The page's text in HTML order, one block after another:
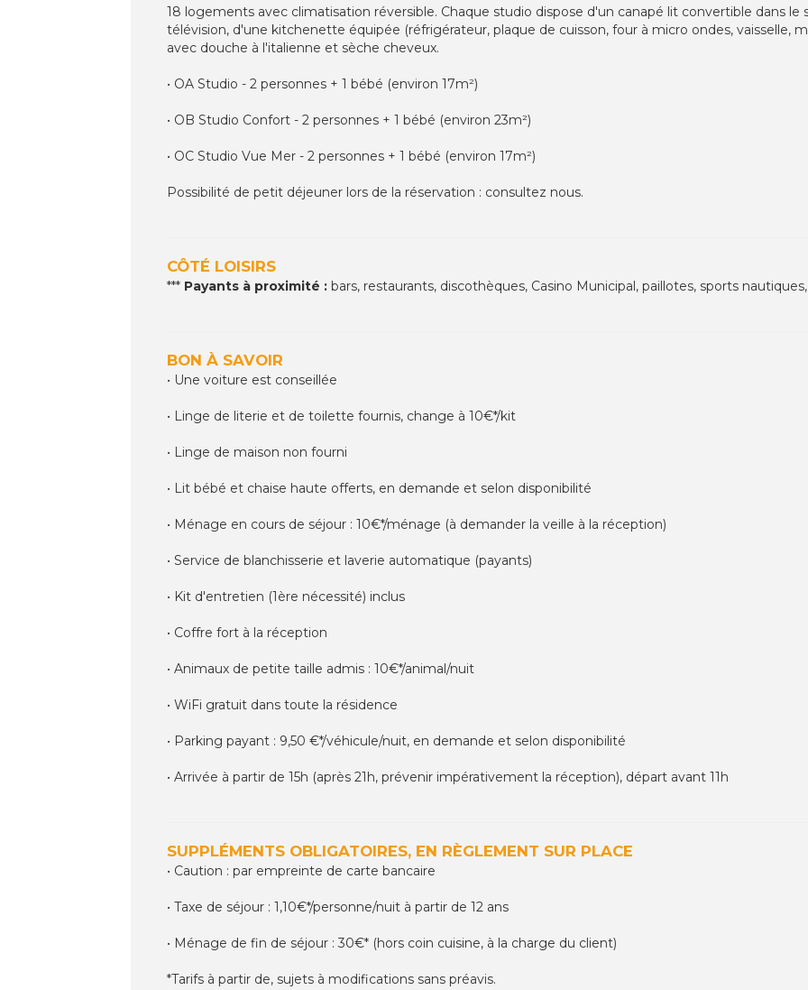
18 logements avec climatisation réversible. Chaque studio dispose d'un canapé lit convertible dans le
télévision, d'une kitchenette équipée (réfrigérateur, plaque de cuisson, four à micro ondes, vaisselle,
avec douche à l'italienne et sèche cheveux.
• OA Studio - 2 personnes + 1 bébé (environ 17m²)
• OB Studio Confort - 2 personnes + 1 bébé (environ 23m²)
• OC Studio Vue Mer - 2 personnes + 1 bébé (environ 17m²)
Possibilité de petit déjeuner lors de la réservation : consultez nous.
CÔTÉ LOISIRS
*** Payants à proximité : bars, restaurants, discothèques, Casino Municipal, paillotes, sports
BON À SAVOIR
• Une voiture est conseillée
• Linge de literie et de toilette fournis, change à 10€*/kit
• Linge de maison non fourni
• Lit bébé et chaise haute offerts, en demande et selon disponibilité
• Ménage en cours de séjour : 10€*/ménage (à demander la veille à la réception)
• Service de blanchisserie et laverie automatique (payants)
• Kit d'entretien (1ère nécessité) inclus
• Coffre fort à la réception
• Animaux de petite taille admis : 10€*/animal/nuit
• WiFi gratuit dans toute la résidence
• Parking payant : 9,50 €*/véhicule/nuit, en demande et selon disponibilité
• Arrivée à partir de 15h (après 21h, prévenir impérativement la réception), départ avant 11h
SUPPLÉMENTS OBLIGATOIRES, EN RÈGLEMENT SUR PLACE
• Caution : par empreinte de carte bancaire
• Taxe de séjour : 1,10€*/personne/nuit à partir de 12 ans
• Ménage de fin de séjour : 30€* (hors coin cuisine, à la charge du client)
*Tarifs à partir de, sujets à modifications sans préavis.